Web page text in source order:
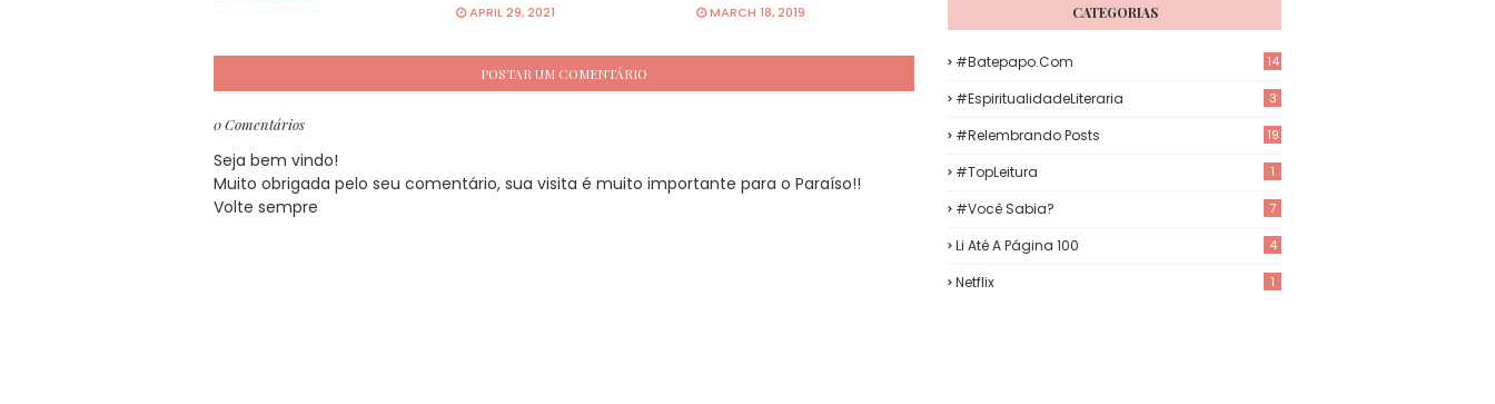
APRIL 29, 2021 MARCH 18, 2019
POSTAR UM COMENTÁRIO
0 Comentários
Seja bem vindo!
Muito obrigada pelo seu comentário, sua visita é muito importante para o Paraíso!!
Volte sempre
CATEGORIAS
#Batepapo.com 14
#EspiritualidadeLiteraria 3
#Relembrando Posts 19
#TopLeitura 1
#Você Sabia? 7
Li Até A Página 100 4
Netflix 1